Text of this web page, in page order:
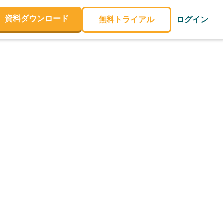
資料ダウンロード 無料トライアル ログイン